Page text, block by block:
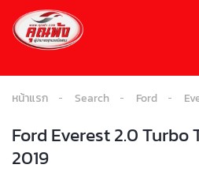
หน้าแรก Search Ford
Ford Everest 2.0
2019